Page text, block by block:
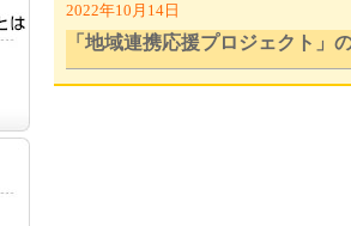
2022年10月14日
「地域連携応援プロジェクト」
地域人材育成・プロジェクト部門とは